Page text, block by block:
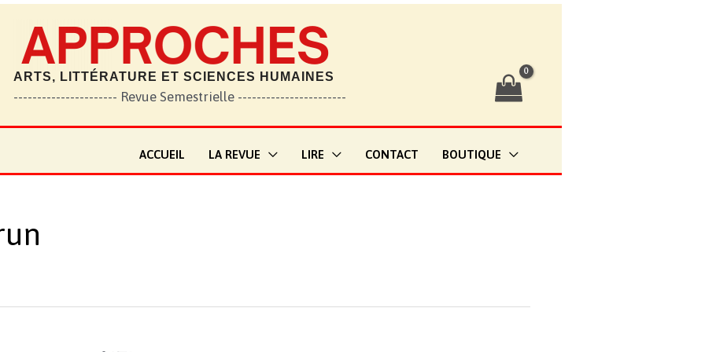
ARTS, LITTÉRATURE ET SCIENCES HUMAINES
---------------------- Revue Semestrielle -----------------------
ACCUEIL LA REVUE LIRE CONTACT BOUTIQUE